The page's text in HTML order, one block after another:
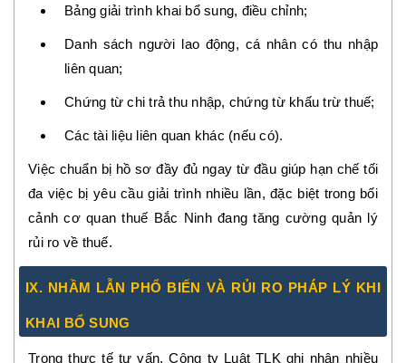
Bảng giải trình khai bổ sung, điều chỉnh;
Danh sách người lao động, cá nhân có thu nhập
liên quan;
Chứng từ chi trả thu nhập, chứng từ khấu trừ thuế;
Các tài liệu liên quan khác (nếu có).
Việc chuẩn bị hồ sơ đầy đủ ngay từ đầu giúp hạn chế tối
đa việc bị yêu cầu giải trình nhiều lần, đặc biệt trong bối
cảnh cơ quan thuế Bắc Ninh đang tăng cường quản lý
rủi ro về thuế.
IX. NHẦM LẪN PHỔ BIẾN VÀ RỦI RO PHÁP LÝ KHI
KHAI BỔ SUNG
Trong thực tế tư vấn, Công ty Luật TLK ghi nhận nhiều